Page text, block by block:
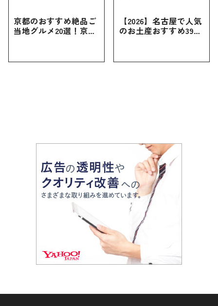
京都のおすすめ絶品ご
当地グルメ20選！京都
【2026】名古屋で人気
のお土産おすすめ39選
お土産・ばらまき用ま